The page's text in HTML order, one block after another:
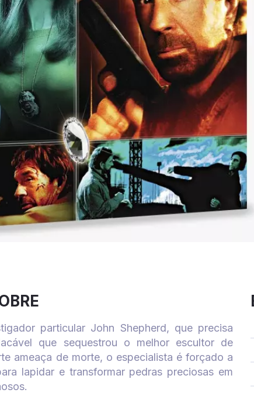
particular John Shepherd, que precisa
que sequestrou o melhor escultor de
ameaça de morte, o especialista é forçado a
lapidar e transformar pedras preciosas em